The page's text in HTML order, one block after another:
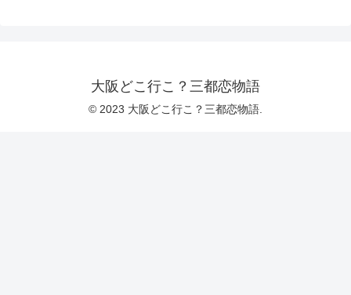
大阪どこ行こ？三都恋物語
© 2023 大阪どこ行こ？三都恋物語.